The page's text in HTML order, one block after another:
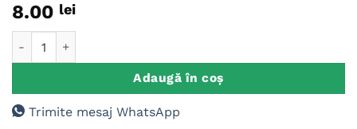
8.00 lei
Adaugă în coș
Trimite mesaj WhatsApp